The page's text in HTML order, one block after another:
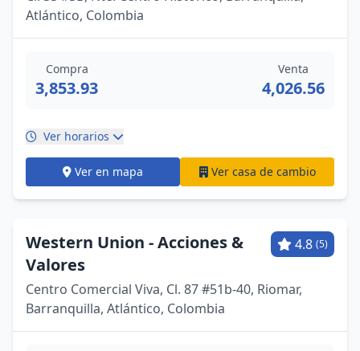
Atlántico, Colombia
Compra
3,853.93
Venta
4,026.56
Ver horarios
Ver en mapa Ver casa de cambio
Western Union - Acciones &
Valores
4.8 (5)
Centro Comercial Viva, Cl. 87 #51b-40, Riomar,
Barranquilla, Atlántico, Colombia